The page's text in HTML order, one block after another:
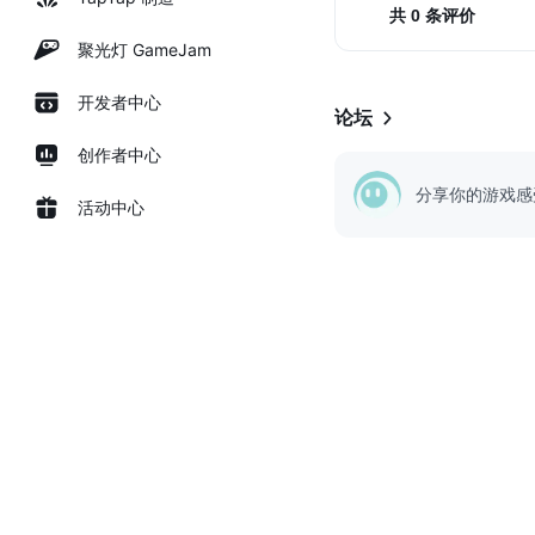
聚光灯 GameJam
开发者中心
创作者中心
活动中心
网页链接共 0 条评价
论坛
分享你的游戏